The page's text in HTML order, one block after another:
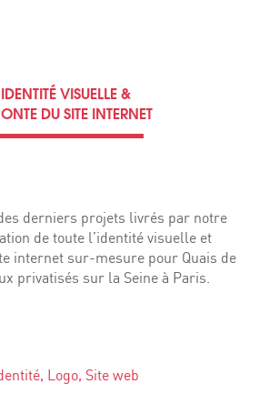
IDENTITÉ VISUELLE &
DU SITE INTERNET
derniers projets livrés par notre
de toute l’identité visuelle et
internet sur-mesure pour Quais de
privatisés sur la Seine à Paris.
Logo, Site web